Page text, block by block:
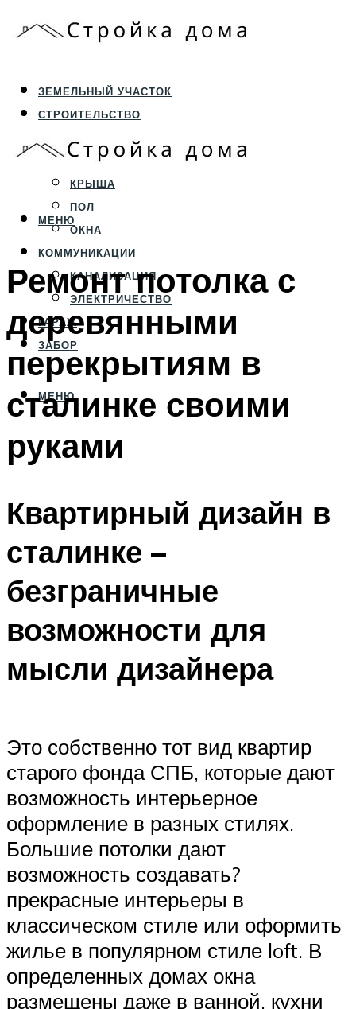
ЗЕМЕЛЬНЫЙ УЧАСТОК
СТРОИТЕЛЬСТВО
ФУНДАМЕНТ И ЦОКОЛЬ
ПЕРЕКРЫТИЯ И СТЕНЫ
КРЫША
ПОЛ
ОКНА
КОММУНИКАЦИИ
КАНАЛИЗАЦИЯ
ЭЛЕКТРИЧЕСТВО
ГАРАЖ
ЗАБОР
МЕНЮ
МЕНЮ
Ремонт потолка с
деревянными
перекрытиям в
сталинке своими
руками
Квартирный дизайн в
сталинке –
безграничные
возможности для
мысли дизайнера
Это собственно тот вид квартир
старого фонда СПБ, которые дают
возможность интерьерное
оформление в разных стилях.
Большие потолки дают
возможность создавать?
прекрасные интерьеры в
классическом стиле или оформить
жилье в популярном стиле loft. В
определенных домах окна
размещены даже в ванной, кухни